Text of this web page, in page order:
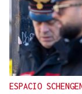
CARTA COMPLETA
Documento |
concejales
Carballeda de
ESPACIO